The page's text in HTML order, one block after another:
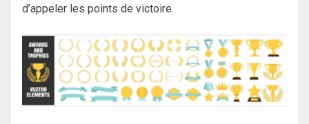
d’appeler les points de victoire.